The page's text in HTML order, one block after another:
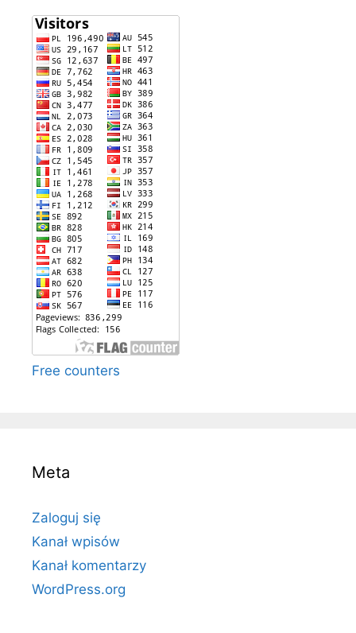
Free counters
Meta
Zaloguj się
Kanał wpisów
Kanał komentarzy
WordPress.org